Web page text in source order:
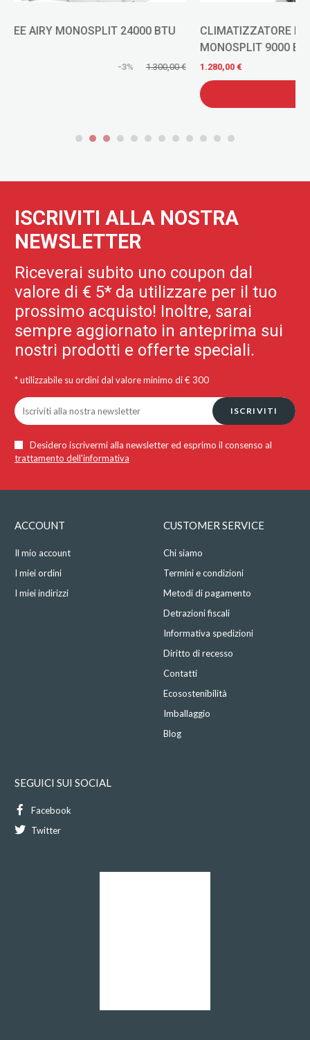
CLIMATIZZATORE HITACHI CASSETTA A 4 VIE
MONOSPLIT 9000 BTU INVERTER R-32
ISCRIVITI ALLA NOSTRA
NEWSLETTER
Riceverai subito uno coupon dal
valore di € 5* da utilizzare per il tuo
prossimo acquisto! Inoltre, sarai
sempre aggiornato in anteprima sui
nostri prodotti e offerte speciali.
* utilizzabile su ordini dal valore minimo di € 300
ISCRIVITI
Desidero iscrivermi alla newsletter ed esprimo il consenso al
trattamento dell'informativa
ACCOUNT
Il mio account
I miei ordini
I miei indirizzi
CUSTOMER SERVICE
Chi siamo
Termini e condizioni
Metodi di pagamento
Detrazioni fiscali
Informativa spedizioni
Diritto di recesso
Contatti
Ecosostenibilità
Imballaggio
Blog
SEGUICI SUI SOCIAL
Facebook
Twitter